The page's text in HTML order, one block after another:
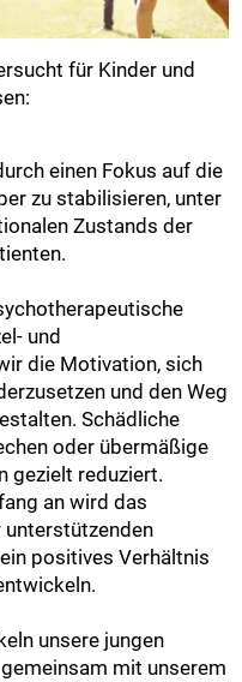
für Kinder und
einen Fokus auf die
zu stabilisieren, unter
Zustands der
und
die Motivation, sich
und den Weg
Schädliche
oder übermäßige
gezielt reduziert.
an wird das
unterstützenden
positives Verhältnis
unsere jungen
mit unserem